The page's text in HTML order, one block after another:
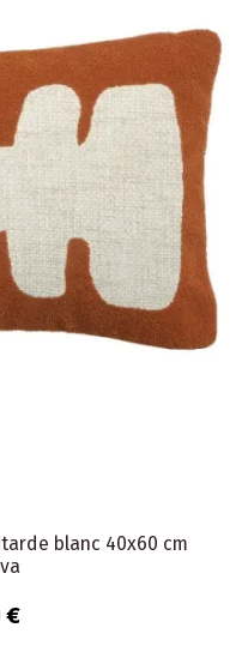
blanc 40x60 cm
€